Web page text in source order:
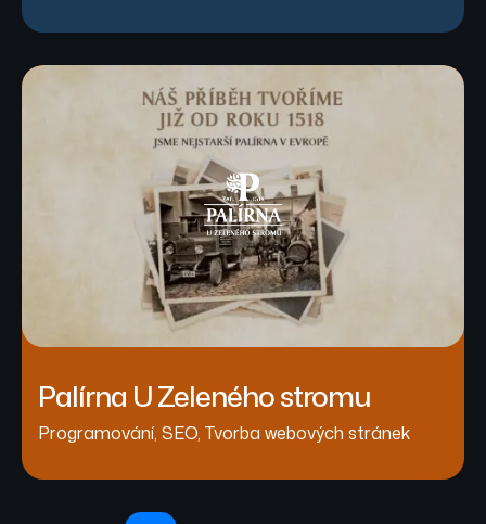
Palírna U Zeleného stromu
Programování, SEO, Tvorba webových stránek